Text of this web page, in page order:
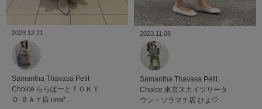
2023.12.21
Samantha Thavasa Petit
Choice ららぽーとＴＯＫＹ
Ｏ-ＢＡＹ店 ʜʀɴ*.
2023.11.08
Samantha Thavasa Petit
Choice 東京スカイツリータ
ウン・ソラマチ店 ひよ🤍